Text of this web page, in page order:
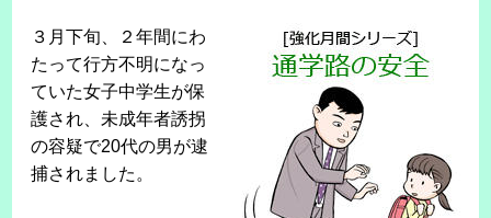
３月下旬、２年間にわ
たって行方不明になっ
ていた女子中学生が保
護され、未成年者誘拐
の容疑で20代の男が逮
捕されました。